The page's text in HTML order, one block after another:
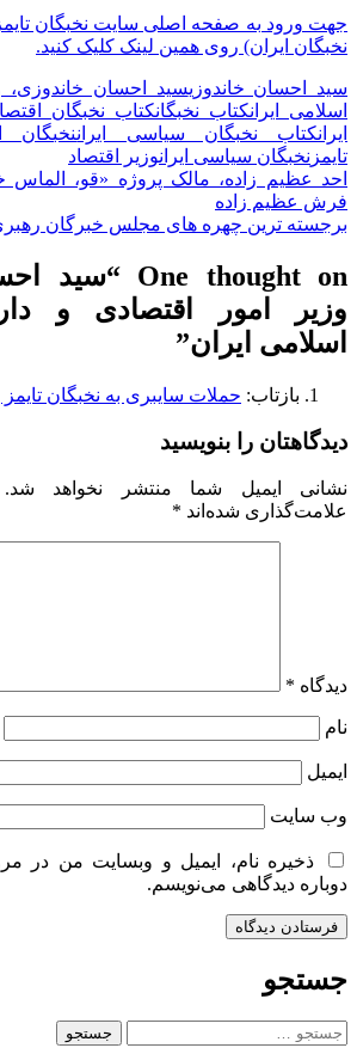
جهت ورود به صفحه اصلی سایت نخبگان
نخبگان ایران) روی همین لینک کلیک کنید.
سید احسان خاندوزیسید احسان خاندوزی،
اسلامی ایرانکتاب نخبگانکتاب نخبگان
ایرانکتاب نخبگان سیاسی ایراننخبگان
تایمز نخبگان سیاسی ایرانوزیر اقتصاد
راهبری
نوشته
احد عظیم زاده، مالک پروژه «قو، الماس
فرش عظیم زاده
برجسته ترین چهره های مجلس خبرگان
One thought on “
سید
وزیر امور اقتصادی و
اسلامی ایران”
بازتاب: حملات سایبری به نخبگان
دیدگاهتان را بنویسید
نشانی ایمیل شما منتشر نخواهد شد.
علامت‌گذاری شده‌اند *
دیدگاه *
نام
ایمیل
وب‌ سایت
ذخیره نام، ایمیل و وبسایت من در
دوباره دیدگاهی می‌نویسم.
جستجو
جستجو